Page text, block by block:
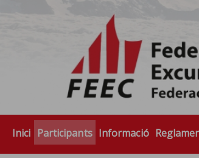
Inici Participants Informació